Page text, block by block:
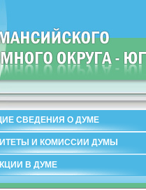
СВЕДЕНИЯ О ДУМЕ
И КОМИССИИ ДУМЫ
В ДУМЕ